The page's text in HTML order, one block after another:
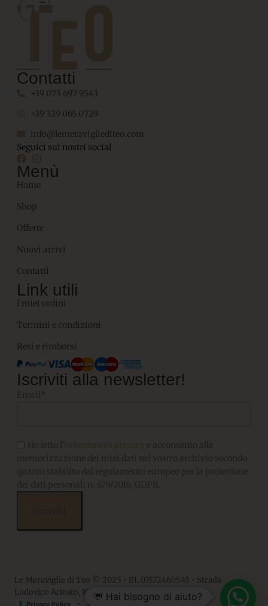
Contatti
+39 075 697 9543
+39 329 065 0729
info@lemeravigliediteo.com
Seguici sui nostri social
Menù
Home
Shop
Offerte
Nuovi arrivi
Contatti
Link utili
I miei ordini
Termini e condizioni
Resi e rimborsi
Iscriviti alla newsletter!
Le Meraviglie di Teo © 2025 • P.I. 03572460545 • Strada
Ludovico Ariosto, 10 • 06063, Magione PG
Privacy Policy •
💬 Hai bisogno di aiuto?